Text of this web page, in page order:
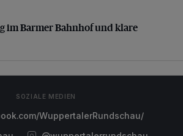
im Barmer Bahnhof und klare Ansage
im Barmer Bahnhof und klare
SOZIALE MEDIEN
WuppertalerRundschau/